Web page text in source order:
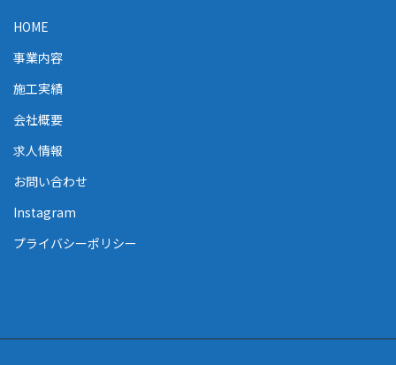
HOME
事業内容
施工実績
会社概要
求人情報
お問い合わせ
Instagram
プライバシーポリシー